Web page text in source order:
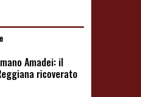
Amadei: il
ricoverato